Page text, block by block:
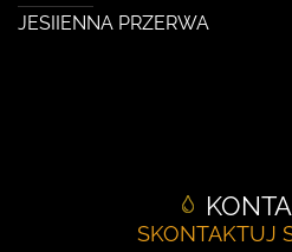
JESIIENNA PRZERWA
SKONTAKTUJ